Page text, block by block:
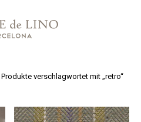
Produkte verschlagwortet mit „retro“